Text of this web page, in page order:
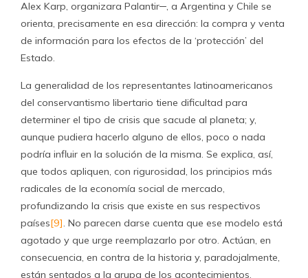
Alex Karp, organizara Palantir─, a Argentina y Chile se
orienta, precisamente en esa dirección: la compra y venta
de información para los efectos de la ‘protección’ del
Estado.
La generalidad de los representantes latinoamericanos
del conservantismo libertario tiene dificultad para
determiner el tipo de crisis que sacude al planeta; y,
aunque pudiera hacerlo alguno de ellos, poco o nada
podría influir en la solución de la misma. Se explica, así,
que todos apliquen, con rigurosidad, los principios más
radicales de la economía social de mercado,
profundizando la crisis que existe en sus respectivos
países[9]. No parecen darse cuenta que ese modelo está
agotado y que urge reemplazarlo por otro. Actúan, en
consecuencia, en contra de la historia y, paradojalmente,
están sentados a la grupa de los acontecimientos.